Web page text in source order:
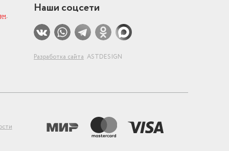
.
Наши соцсети
Разработка сайта ASTDESIGN